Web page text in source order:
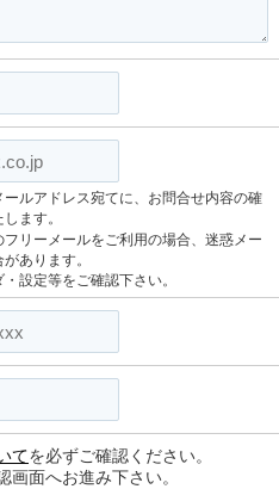
ルアドレス宛てに、お問合せ内容の確
ます。
リーメールをご利用の場合、迷惑メー
あります。
設定等をご確認下さい。
てを必ずご確認ください。
画面へお進み下さい。